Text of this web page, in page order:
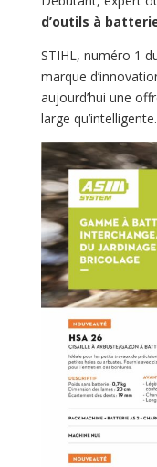
d’outils à
STIHL, numéro 1
marque
aujourd’hui une
large qu’intelligente.